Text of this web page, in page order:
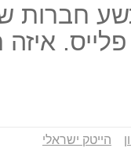
חברות
פלייס.
הייטק ישראלי